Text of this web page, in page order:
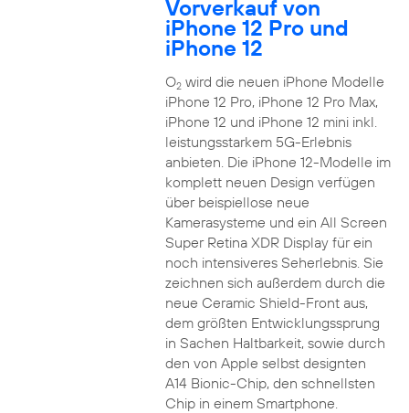
Vorverkauf von
iPhone 12 Pro und
iPhone 12
O2wird die neuen iPhone Modelle
iPhone 12 Pro, iPhone 12 Pro Max,
iPhone 12 und iPhone 12 mini inkl.
leistungsstarkem 5G-Erlebnis
anbieten. Die iPhone 12-Modelle im
komplett neuen Design verfügen
über beispiellose neue
Kamerasysteme und ein All Screen
Super Retina XDR Display für ein
noch intensiveres Seherlebnis. Sie
zeichnen sich außerdem durch die
neue Ceramic Shield-Front aus,
dem größten Entwicklungssprung
in Sachen Haltbarkeit, sowie durch
den von Apple selbst designten
A14 Bionic-Chip, den schnellsten
Chip in einem Smartphone.